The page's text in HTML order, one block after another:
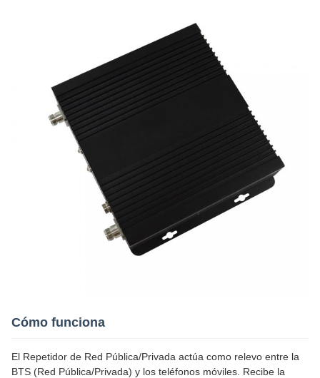
Cómo funciona
El Repetidor de Red Pública/Privada actúa como relevo entre la
BTS (Red Pública/Privada) y los teléfonos móviles. Recibe la